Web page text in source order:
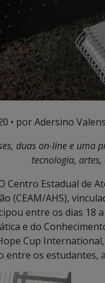
• por Adersino
duas on-line e uma
tecnologia,
Centro Estadual de
(CEAM/AHS),
entre os dias 18
e do
Cup
entre os estudantes,